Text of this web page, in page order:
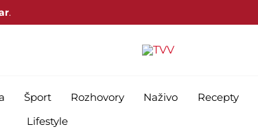
.
Šport Rozhovory Naživo Recepty
Lifestyle